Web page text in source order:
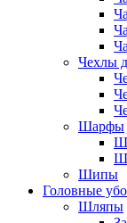
Чехлы
Шарфы
Шипы
Головные
Шляпы